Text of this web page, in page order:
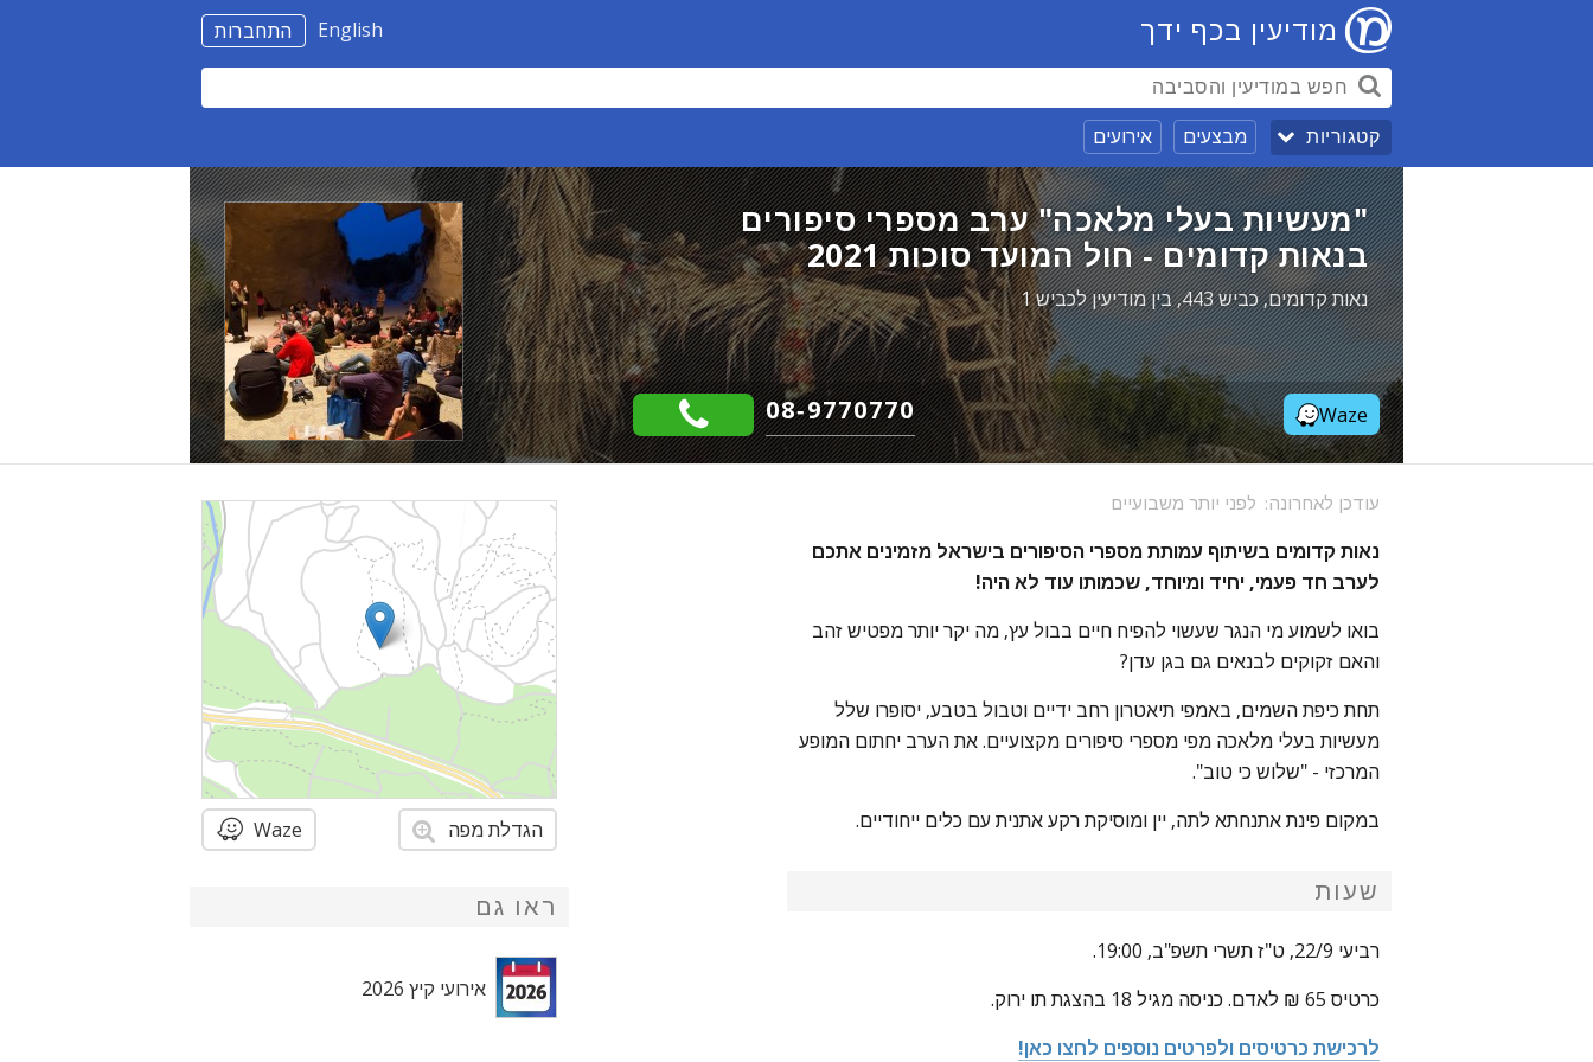
התחברות English מודיעין בכף ידך
קטגוריות מבצעים אירועים
"מעשיות בעלי מלאכה" ערב מספרי סיפורים
בנאות קדומים - חול המועד סוכות 2021
נאות קדומים, כביש 443, בין מודיעין לכביש 1
Waze
08-9770770
הגדלת מפה Waze
ראו גם
אירועי קיץ 2026
עודכן לאחרונה: לפני יותר משבועיים
נאות קדומים בשיתוף עמותת מספרי הסיפורים בישראל מזמינים אתכם
לערב חד פעמי, יחיד ומיוחד, שכמותו עוד לא היה!
בואו לשמוע מי הנגר שעשוי להפיח חיים בבול עץ, מה יקר יותר מפטיש זהב
והאם זקוקים לבנאים גם בגן עדן?
תחת כיפת השמים, באמפי תיאטרון רחב ידיים וטבול בטבע, יסופרו שלל
מעשיות בעלי מלאכה מפי מספרי סיפורים מקצועיים. את הערב יחתום המופע
המרכזי - "שלוש כי טוב".
במקום פינת אתנחתא לתה, יין ומוסיקת רקע אתנית עם כלים ייחודיים.
שעות
רביעי 22/9, ט"ז תשרי תשפ"ב, 19:00.
כרטיס 65 ₪ לאדם. כניסה מגיל 18 בהצגת תו ירוק.
לרכישת כרטיסים ולפרטים נוספים לחצו כאן!